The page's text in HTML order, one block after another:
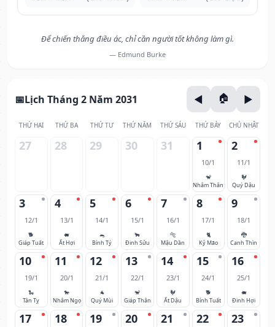
Để chiến thắng điều ác, chỉ cần người tốt không làm gì.
— Edmund Burke
Lịch Tháng 2 Năm 2031
THỨ HAI THỨ BA THỨ TƯ THỨ NĂM THỨ SÁU THỨ BẢY CHỦ NHẬT
27 28 29 30 31 1
10/1
🐒
Nhâm Thân
2
11/1
🐓
Quý Dậu
3
12/1
🐕
Giáp Tuất
4
13/1
🐖
Ất Hợi
5
14/1
🐀
Bính Tý
6
15/1
🐂
Đinh Sửu
7
16/1
🐅
Mậu Dần
8
17/1
🐈
Kỷ Mão
9
18/1
🐉
Canh Thìn
10
19/1
🐍
Tân Tỵ
11
20/1
🐎
Nhâm Ngọ
12
21/1
🐐
Quý Mùi
13
22/1
🐒
Giáp Thân
14
23/1
🐓
Ất Dậu
15
24/1
🐕
Bính Tuất
16
25/1
🐖
Đinh Hợi
17 18 19 20 21 22 23